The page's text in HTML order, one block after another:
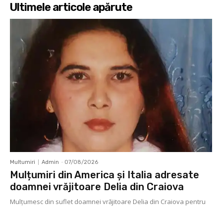
Ultimele articole apărute
Multumiri Admin - 07/08/2026
Mulțumiri din America și Italia adresate
doamnei vrăjitoare Delia din Craiova
Mulţumesc din suflet doamnei vrăjitoare Delia din Craiova pentru